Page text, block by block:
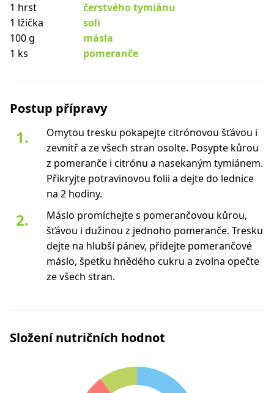
1 hrst
čerstvého tymiánu
1 lžička
soli
100 g
másla
1 ks
pomeranče
Postup přípravy
Omytou tresku pokapejte citrónovou šťávou i
zevnitř a ze všech stran osolte. Posypte kůrou
z pomeranče i citrónu a nasekaným tymiánem.
Přikryjte potravinovou folii a dejte do lednice
na 2 hodiny.
Máslo promíchejte s pomerančovou kůrou,
šťávou i dužinou z jednoho pomeranče. Tresku
dejte na hlubší pánev, přidejte pomerančové
máslo, špetku hnědého cukru a zvolna opečte
ze všech stran.
Složení nutričních hodnot